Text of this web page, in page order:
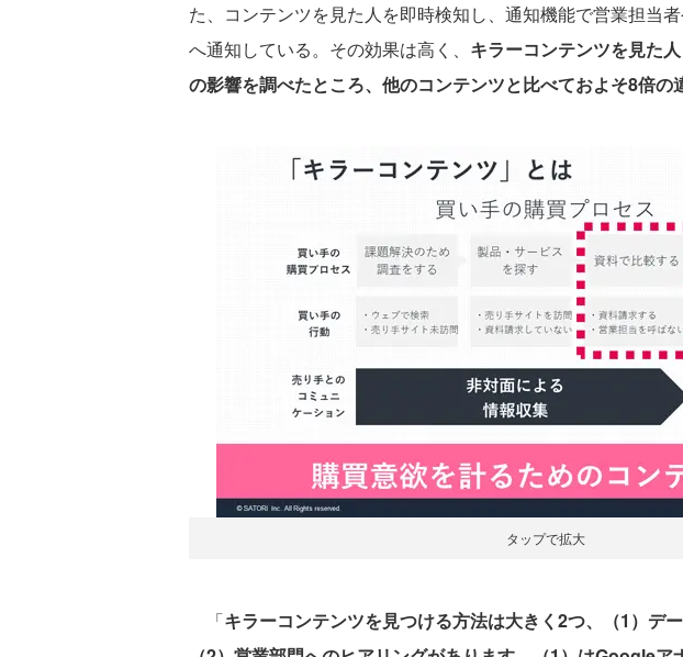
た、コンテンツを見た人を即時検知し、通知機能で営業担当
へ通知している。その効果は高く、 キラーコンテンツを見た
の影響を調べたところ、他のコンテンツと比べておよそ8倍の
タップで拡大
「キラーコンテンツを見つける方法は大きく2つ、（1）デ